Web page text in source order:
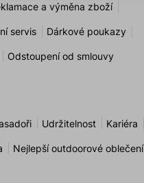
a výměna zboží
servis Dárkové poukazy
Odstoupení od smlouvy
Udržitelnost Kariéra
Nejlepší outdoorové oblečení